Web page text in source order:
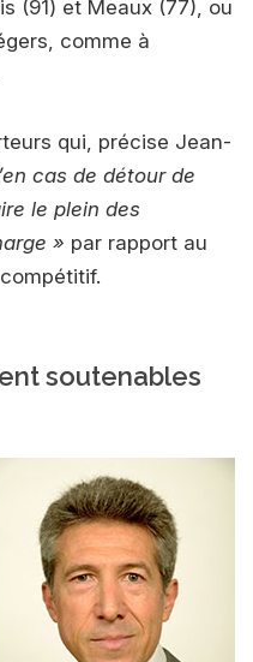
(91) et Meaux (77), ou
comme à
qui, précise Jean-
cas de détour de
le plein des
» par rapport au
soutenables